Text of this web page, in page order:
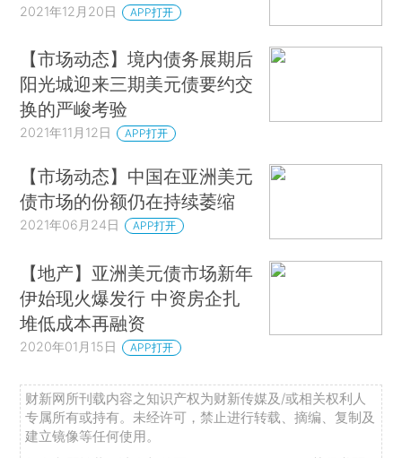
2021年12月20日 APP打开
【市场动态】境内债务展期后
阳光城迎来三期美元债要约交
换的严峻考验
2021年11月12日 APP打开
【市场动态】中国在亚洲美元
债市场的份额仍在持续萎缩
2021年06月24日 APP打开
【地产】亚洲美元债市场新年
伊始现火爆发行 中资房企扎
堆低成本再融资
2020年01月15日 APP打开
财新网所刊载内容之知识产权为财新传媒及/或相关权利人
专属所有或持有。未经许可，禁止进行转载、摘编、复制及
建立镜像等任何使用。